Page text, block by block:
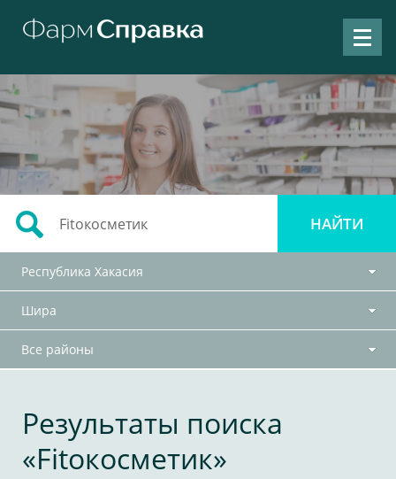
Республика Хакасия
Шира
Все районы
Результаты поиска
«Fitoкосметик»